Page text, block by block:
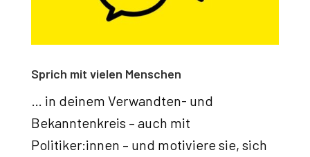
Sprich mit vielen Menschen
… in deinem Verwandten- und
Bekanntenkreis – auch mit
Politiker:innen – und motiviere sie, sich